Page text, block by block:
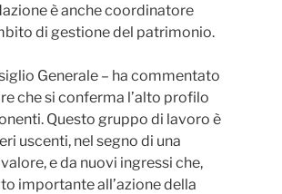
è anche coordinatore
di gestione del patrimonio.
Generale – ha commentato
che si conferma l’alto profilo
Questo gruppo di lavoro è
uscenti, nel segno di una
e da nuovi ingressi che,
importante all’azione della